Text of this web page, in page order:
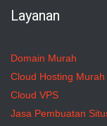
Layanan
Domain Murah
Cloud Hosting Murah
Cloud VPS
Jasa Pembuatan